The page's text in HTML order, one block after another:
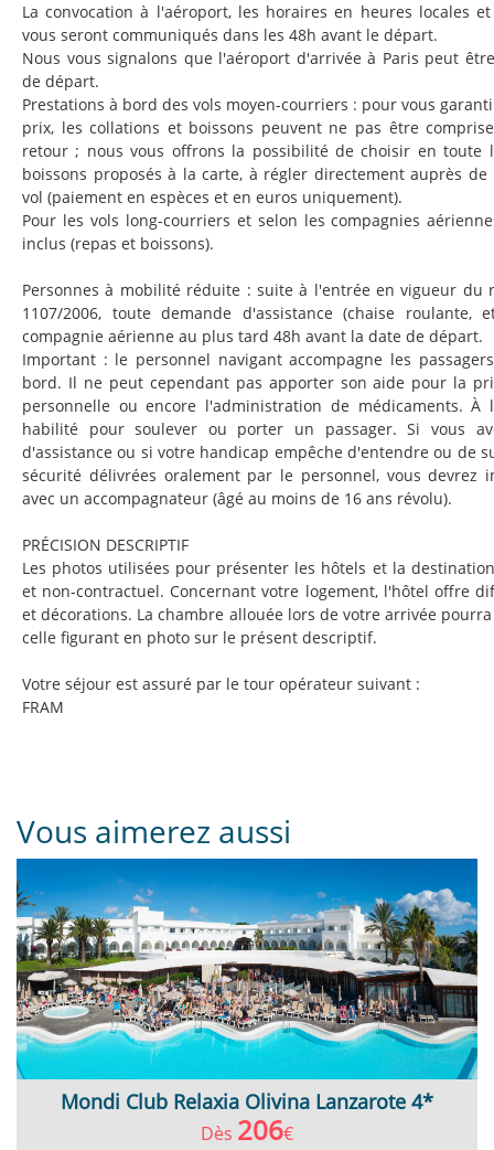
La convocation à l'aéroport, les horaires en heures locales
vous seront communiqués dans les 48h avant le départ.
Nous vous signalons que l'aéroport d'arrivée à Paris peut
de départ.
Prestations à bord des vols moyen-courriers : pour vous
prix, les collations et boissons peuvent ne pas être
retour ; nous vous offrons la possibilité de choisir en toute
boissons proposés à la carte, à régler directement auprès
vol (paiement en espèces et en euros uniquement).
Pour les vols long-courriers et selon les compagnies
inclus (repas et boissons).
Personnes à mobilité réduite : suite à l'entrée en vigueur du
1107/2006, toute demande d'assistance (chaise
compagnie aérienne au plus tard 48h avant la date de départ.
Important : le personnel navigant accompagne les
bord. Il ne peut cependant pas apporter son aide pour la
personnelle ou encore l'administration de médicaments.
habilité pour soulever ou porter un passager. Si vous
d'assistance ou si votre handicap empêche d'entendre ou de
sécurité délivrées oralement par le personnel, vous devrez
avec un accompagnateur (âgé au moins de 16 ans révolu).
PRÉCISION DESCRIPTIF
Les photos utilisées pour présenter les hôtels et la
et non-contractuel. Concernant votre logement, l'hôtel offre
et décorations. La chambre allouée lors de votre arrivée
celle figurant en photo sur le présent descriptif.
Votre séjour est assuré par le tour opérateur suivant :
FRAM
Vous aimerez aussi
Mondi Club Relaxia Olivina Lanzarote 4*
Dès 206€